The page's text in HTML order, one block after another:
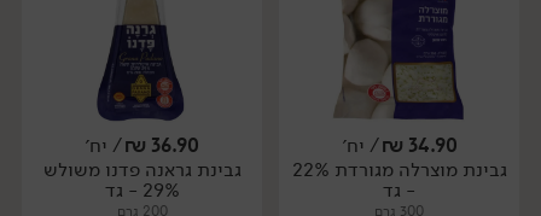
יח׳ יח׳
34.90
₪/ יח׳
גבינת מוצרלה מגורדת 22%
- גד
300 גרם
36.90
₪/ יח׳
גבינת גראנה פדנו משולש
29% - גד
200 גרם